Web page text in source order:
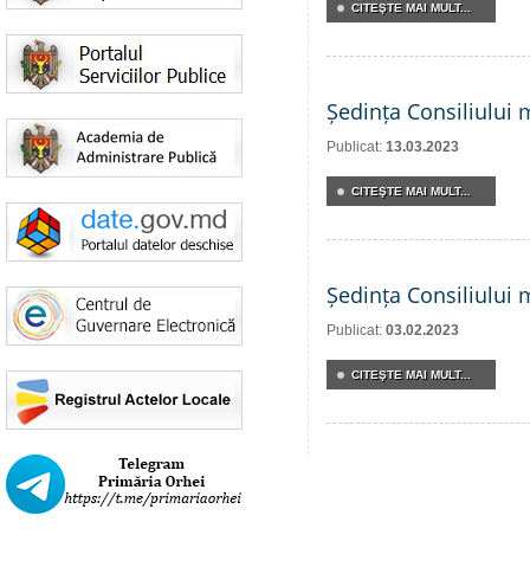
CITEŞTE MAI MULT...
Ședința Consiliului
Publicat: 13.03.2023
CITEŞTE MAI MULT...
Ședința Consiliului
Publicat: 03.02.2023
CITEŞTE MAI MULT...